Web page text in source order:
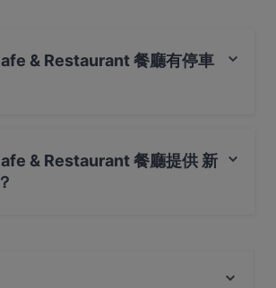
& Restaurant 餐廳有停車
& Restaurant 餐廳提供 新